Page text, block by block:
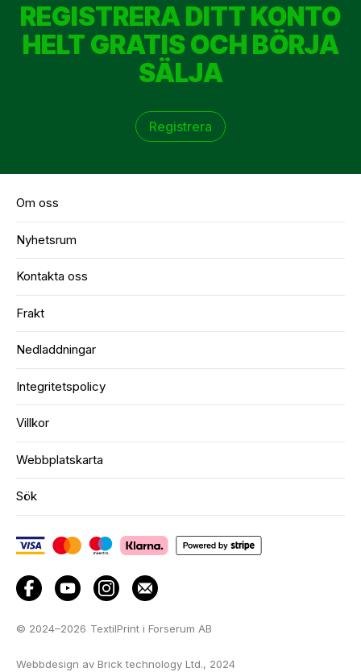
REGISTRERA DITT KONTO
HELT GRATIS OCH BÖRJA
SÄLJA
Registrera
Om oss
Nyhetsrum
Kontakta oss
Frakt
Nedladdningar
Integritetspolicy
Villkor
Webbplatskarta
Sök
© 2024–2026 TextilPrint i Forserum AB
Webbdesign av Brick technology Ltd., 2024